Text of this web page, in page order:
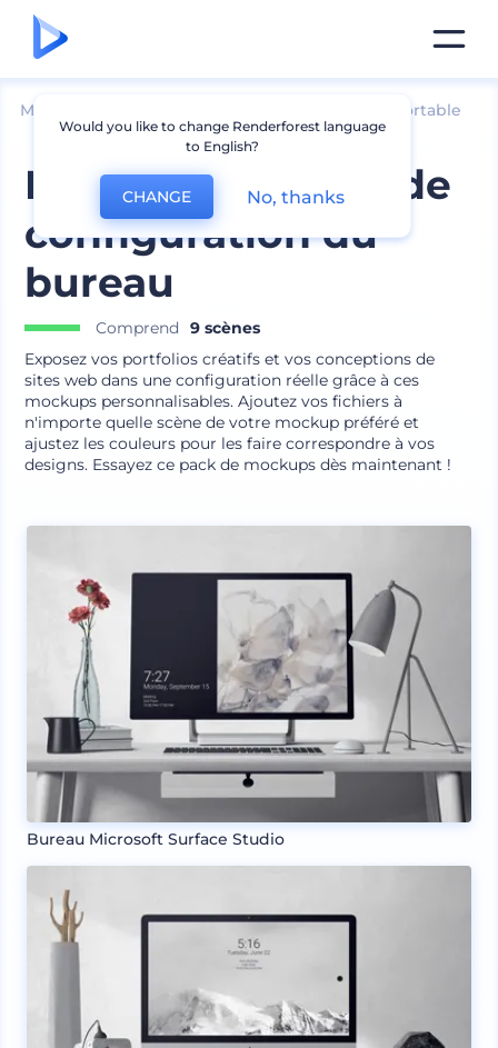
Mockups Maquette d՛ordinateur portable
Pack minimaliste de
configuration du
bureau
Comprend
9 scènes
Exposez vos portfolios créatifs et vos conceptions de
sites web dans une configuration réelle grâce à ces
mockups personnalisables. Ajoutez vos fichiers à
n'importe quelle scène de votre mockup préféré et
ajustez les couleurs pour les faire correspondre à vos
designs. Essayez ce pack de mockups dès maintenant !
Bureau Microsoft Surface Studio
Would you like to change Renderforest language
to English?
CHANGE No, thanks